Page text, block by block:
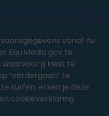
België
vanaf nu
Equ.Media gcv te
jij kiest te
“verdergaan” te
surfen, erken je deze
cookieverklaring